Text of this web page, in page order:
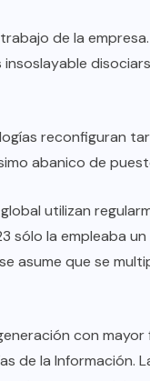
de la
reconfiguran
abanico de
utilizan
sólo la empleaba
asume que se
con
de la Información.